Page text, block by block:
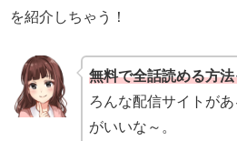
を紹介しちゃう！
無料で全話読める方
ろんな配信サイトが
がいいな～。